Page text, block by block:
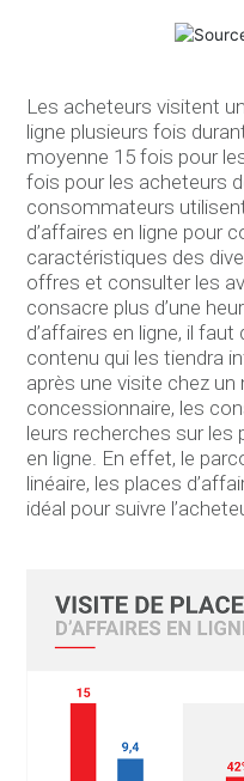
Les acheteurs visitent
ligne plusieurs fois
moyenne 15 fois pour
fois pour les acheteurs
consommateurs
d’affaires en ligne pour
caractéristiques des
offres et consulter les
consacre plus d’une
d’affaires en ligne, il
contenu qui les tiendra
après une visite chez un
concessionnaire, les
leurs recherches sur les
en ligne. En effet, le
linéaire, les places
idéal pour suivre